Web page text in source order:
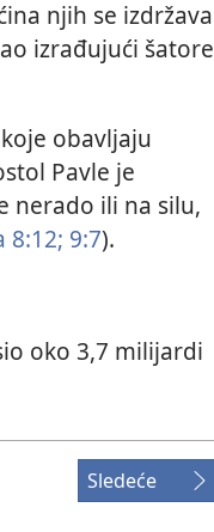
njih se izdržava
izrađujući šatore
obavljaju
Pavle je
nerado ili na silu,
8:12; 9:7).
oko 3,7 milijardi
Sledeće